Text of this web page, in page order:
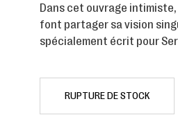
Dans cet ouvrage
font partager sa vision
spécialement écrit pour
RUPTURE DE STOCK